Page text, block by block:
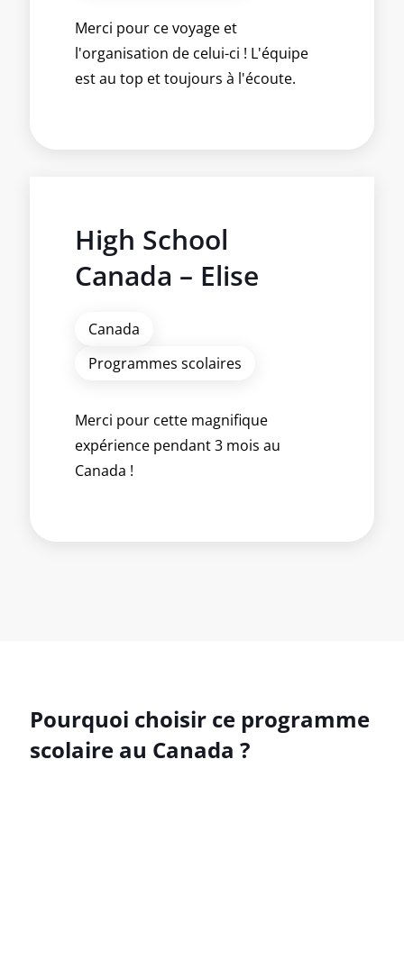
Merci pour ce voyage et
l'organisation de celui-ci ! L'équipe
est au top et toujours à l'écoute.
High School
Canada – Elise
Canada
Programmes scolaires
Merci pour cette magnifique
expérience pendant 3 mois au
Canada !
Pourquoi choisir ce programme
scolaire au Canada ?